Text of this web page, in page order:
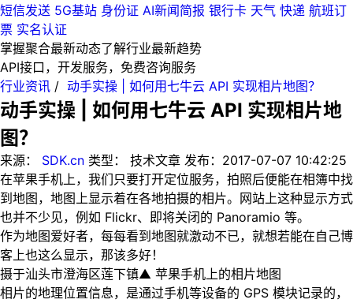
短信发送 5G基站 身份证 AI新闻简报 银行卡 天气 快递 航班订
票 实名认证
掌握聚合最新动态了解行业最新趋势
API接口，开发服务，免费咨询服务
行业资讯 / 动手实操 | 如何用七牛云 API 实现相片地图？
动手实操 | 如何用七牛云 API 实现相片地
图？
来源： SDK.cn 类型： 技术文章 发布： 2017-07-07 10:42:25
在苹果手机上，我们只要打开定位服务，拍照后便能在相簿中找
到地图，地图上显示着在各地拍摄的相片。网站上这种显示方式
也并不少见，例如 Flickr、即将关闭的 Panoramio 等。
作为地图爱好者，每每看到地图就激动不已，就想若能在自己博
客上也这么显示，那该多好！
摄于汕头市澄海区莲下镇▲ 苹果手机上的相片地图
相片的地理位置信息，是通过手机等设备的 GPS 模块记录的，